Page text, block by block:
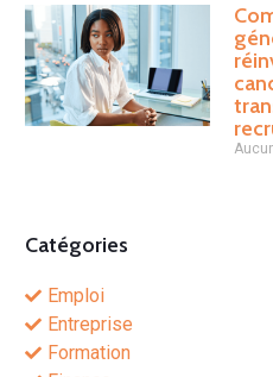
Catégories
Emploi
Entreprise
Formation